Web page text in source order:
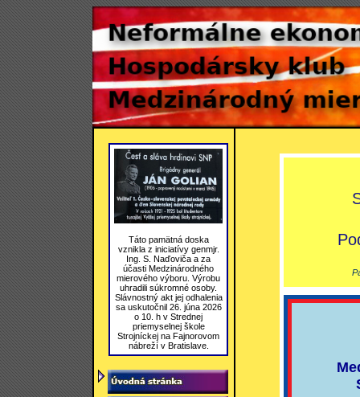
Táto pamätná doska
vznikla z iniciatívy genmjr.
Ing. S. Naďoviča a za
účasti Medzinárodného
mierového výboru. Výrobu
uhradili súkromné osoby.
Slávnostný akt jej odhalenia
sa uskutočnil 26. júna 2026
o 10. h v Strednej
priemyselnej škole
Strojníckej na Fajnorovom
nábreží v Bratislave.